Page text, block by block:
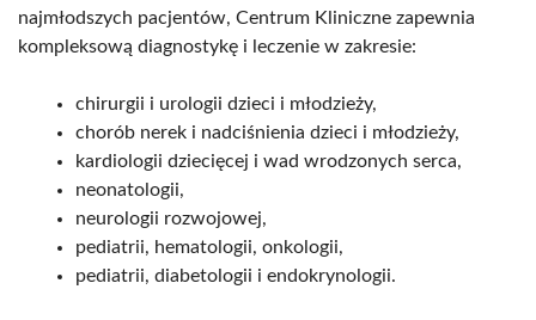
najmłodszych pacjentów, Centrum Kliniczne zapewnia
kompleksową diagnostykę i leczenie w zakresie:
chirurgii i urologii dzieci i młodzieży,
chorób nerek i nadciśnienia dzieci i młodzieży,
kardiologii dziecięcej i wad wrodzonych serca,
neonatologii,
neurologii rozwojowej,
pediatrii, hematologii, onkologii,
pediatrii, diabetologii i endokrynologii.